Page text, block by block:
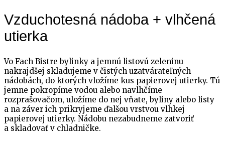
Vzduchotesná nádoba + vlhčená
utierka
Vo Fach Bistre bylinky a jemnú listovú zeleninu
nakrajdšej skladujeme v čistých uzatvárateľných
nádobách, do ktorých vložíme kus papierovej utierky. Tú
jemne pokropíme vodou alebo navlhčíme
rozprašovačom, uložíme do nej vňate, byliny alebo listy
a na záver ich prikryjeme ďalšou vrstvou vlhkej
papierovej utierky. Nádobu nezabudneme zatvoriť
a skladovať v chladničke.